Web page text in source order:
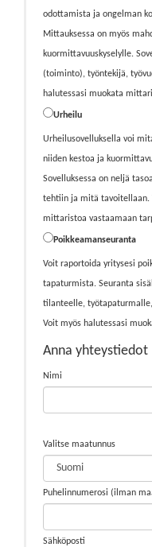
odottamista ja ongelman
Mittauksessa on myös
kuormittavuuskyselylle.
(toiminto), työntekijä,
halutessasi muokata
Urheilu
Urheilusovelluksella voi
niiden kestoa ja
Sovelluksessa on neljä
tehtiin ja mitä tavoitellaan.
mittaristoa vastaamaan
Poikkeamanseuranta
Voit raportoida yritysesi
tapaturmista. Seuranta
tilanteelle,
Voit myös halutessasi
Anna yhteystiedot
Nimi
Valitse maatunnus
Puhelinnumerosi (ilman
Sähköposti